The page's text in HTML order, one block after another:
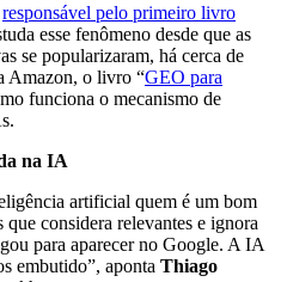
responsável pelo primeiro livro
esse fenômeno desde que as
se popularizaram, há cerca de
Amazon, o livro “GEO para
funciona o mecanismo de
na IA
artificial quem é um bom
considera relevantes e ignora
para aparecer no Google. A IA
embutido”, aponta Thiago